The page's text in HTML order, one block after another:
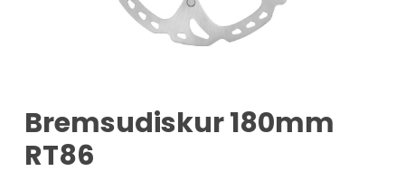
Bremsudiskur 180mm
RT86